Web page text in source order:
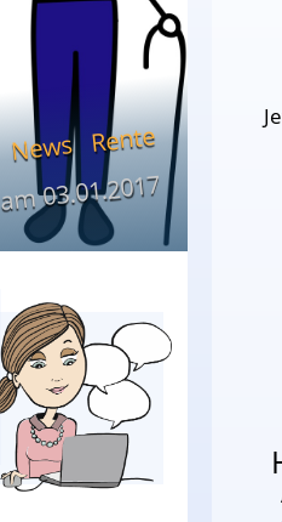
News Rente
am03.01.2017